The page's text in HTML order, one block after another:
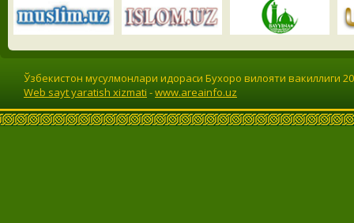
Ўзбекистон мусулмонлари идораси Бухоро вилояти вакиллиги
Web sayt yaratish xizmati -www.areainfo.uz